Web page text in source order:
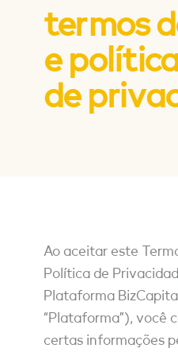
termos
e
de
Ao aceitar este
Política de
Plataforma
“Plataforma”), você
certas informações